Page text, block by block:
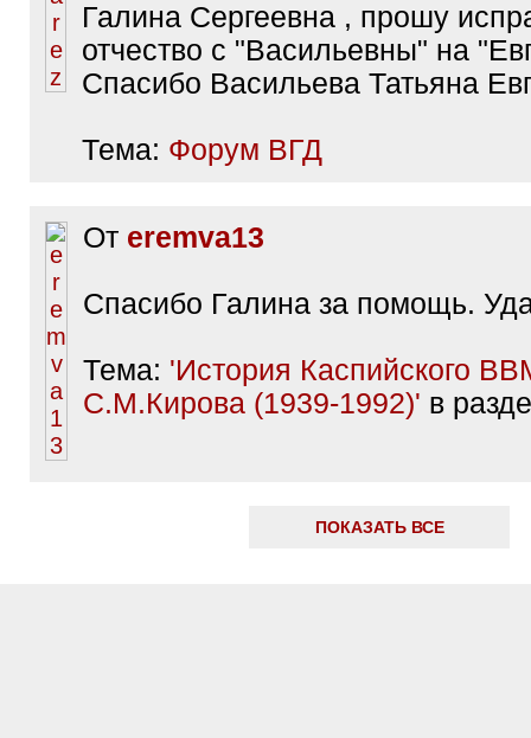
Галина Сергеевна , прошу
отчество с "Васильевны" на
Спасибо Васильева Татьяна
Тема: Форум ВГД
От eremva13
Спасибо Галина за помощь.
Тема: 'История Каспийского
С.М.Кирова (1939-1992)' в
ПОКАЗАТЬ ВСЕ